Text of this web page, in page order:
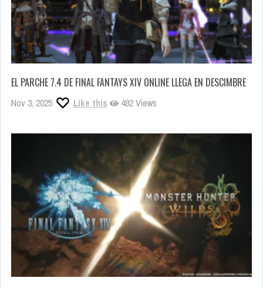
EL PARCHE 7.4 DE FINAL FANTAYS XIV ONLINE LLEGA EN DESCIMBRE
Nov 3, 2025 Like this 492 Views